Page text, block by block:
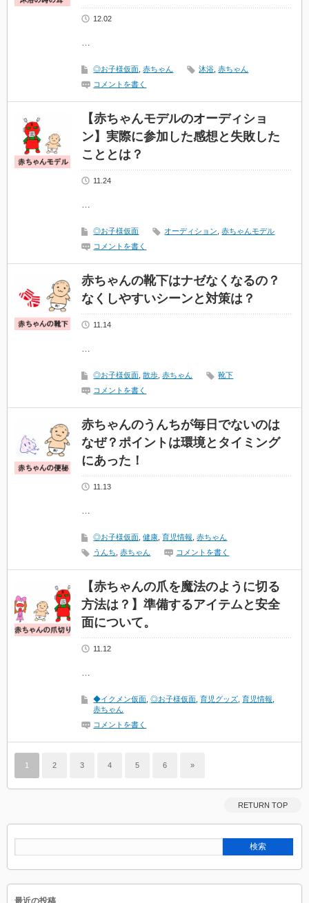
12.02
…
◎お子様仮面 ,赤ちゃん 沐浴 ,赤ちゃん
コメントを書く
【赤ちゃんモデルのオーディショ
ン】実際に参加した感想と失敗した
こととは？
11.24
…
◎お子様仮面 オーディション ,赤ちゃんモデル
コメントを書く
赤ちゃんの靴下はナゼなくなるの？
なくしやすいシーンと対策は？
11.14
…
◎お子様仮面 ,散歩 ,赤ちゃん
靴下
コメントを書く
赤ちゃんのうんちが毎日でないのは
なぜ？ポイントは環境とタイミング
にあった！
11.13
…
◎お子様仮面 ,健康 ,育児情報 ,赤ちゃん
うんち ,赤ちゃん コメントを書く
【赤ちゃんの爪を魔法のように切る
方法は？】準備するアイテムと安全
面について。
11.12
…
◆イクメン仮面 ,◎お子様仮面 ,育児グッズ ,育児情報
赤ちゃん
コメントを書く
1 2 3 4 5 6 »
RETURN TOP
最近の投稿